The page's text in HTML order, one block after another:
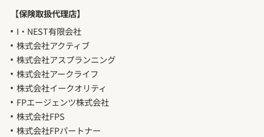
【保険取扱代理店】
I・NEST有限会社
株式会社アクティブ
株式会社アスプランニング
株式会社アークライフ
株式会社イークオリティ
FPエージェンツ株式会社
株式会社FPS
株式会社FPパートナー